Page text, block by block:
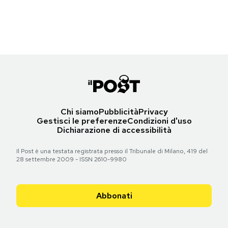
Chi siamoPubblicitàPrivacy
Gestisci le preferenzeCondizioni d'uso
Dichiarazione di accessibilità
Il Post è una testata registrata presso il Tribunale di Milano, 419 del
28 settembre 2009 - ISSN 2610-9980
Abbonati